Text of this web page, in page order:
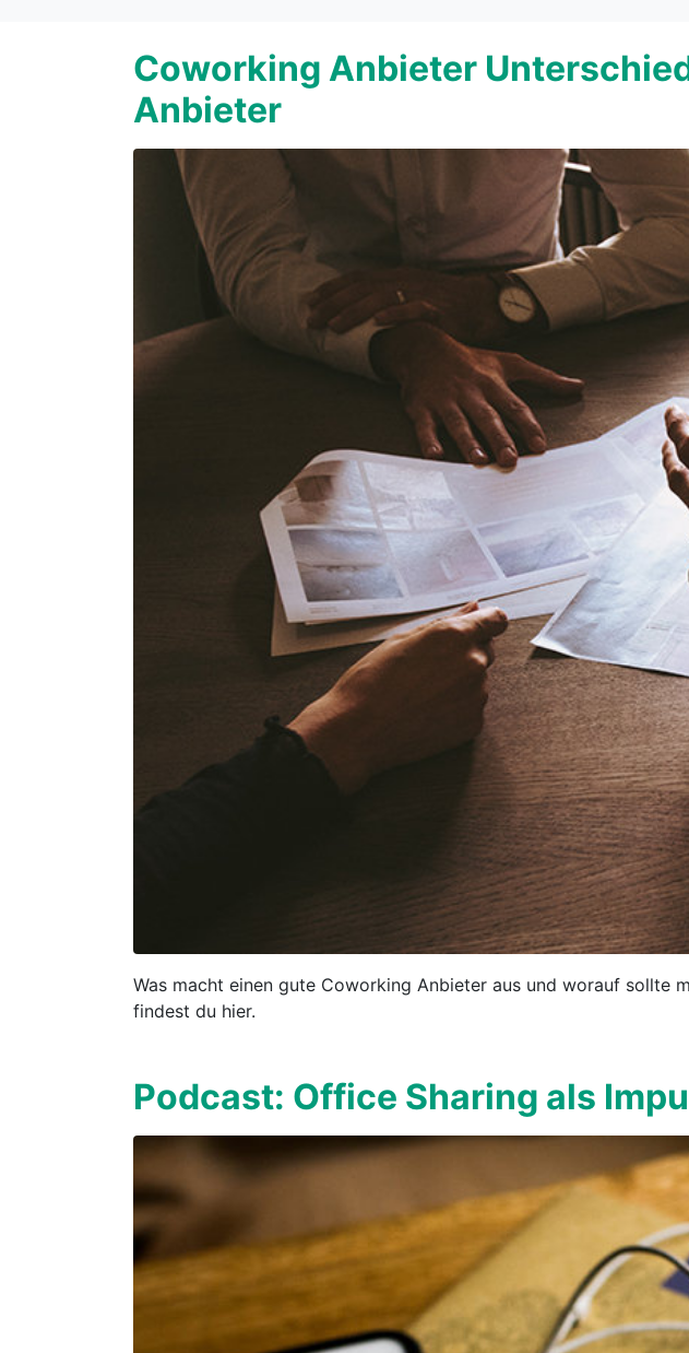
Coworking Anbieter
Anbieter
Was macht einen gute Coworking Anbieter aus und worauf sollte
findest du hier.
Podcast: Office Sharing als